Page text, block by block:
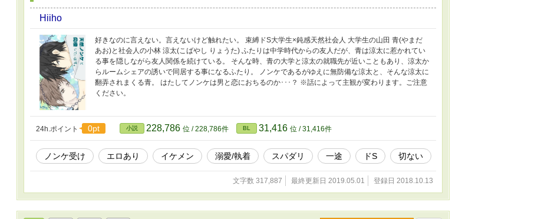
Hiiho
好きなのに言えない。言えないけど触れたい。 束縛ドS大学生×鈍感天然社会人 大学生の山田 青(やまだ
あお)と社会人の小林 涼太(こばやし りょうた) ふたりは中学時代からの友人だが、青は涼太に惹かれてい
る事を隠しながら友人関係を続けている。 そんな時、青の大学と涼太の就職先が近いこともあり、涼太か
らルームシェアの誘いで同居する事になるふたり。 ノンケであるがゆえに無防備な涼太と、そんな涼太に
翻弄されまくる青。 はたしてノンケは男と恋におちるのか･･･？ ※話によって主観が変わります。ご注意
ください。
24h.ポイント 0pt 小説 228,786 位 / 228,786件 BL 31,416 位 / 31,416件
ノンケ受け エロあり イケメン 溺愛/執着 スパダリ 一途 ドS 切ない
文字数 317,887 最終更新日 2019.05.01 登録日 2018.10.13